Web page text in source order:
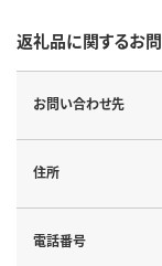
返礼品に関するお
お問い合わせ先
住所
電話番号